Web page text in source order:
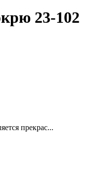
23-102
прекрас...